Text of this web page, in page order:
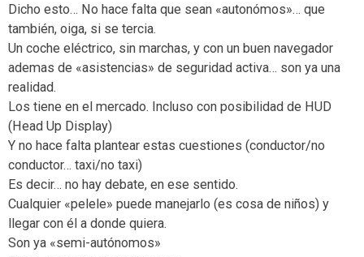
Dicho esto… No hace falta que sean «autonómos»… que
también, oiga, si se tercia.
Un coche eléctrico, sin marchas, y con un buen navegador
ademas de «asistencias» de seguridad activa… son ya una
realidad.
Los tiene en el mercado. Incluso con posibilidad de HUD
(Head Up Display)
Y no hace falta plantear estas cuestiones (conductor/no
conductor… taxi/no taxi)
Es decir… no hay debate, en ese sentido.
Cualquier «pelele» puede manejarlo (es cosa de niños) y
llegar con él a donde quiera.
Son ya «semi-autónomos»